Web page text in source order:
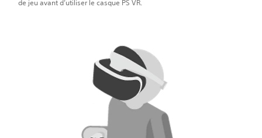
de jeu avant d’utiliser le casque PS VR.